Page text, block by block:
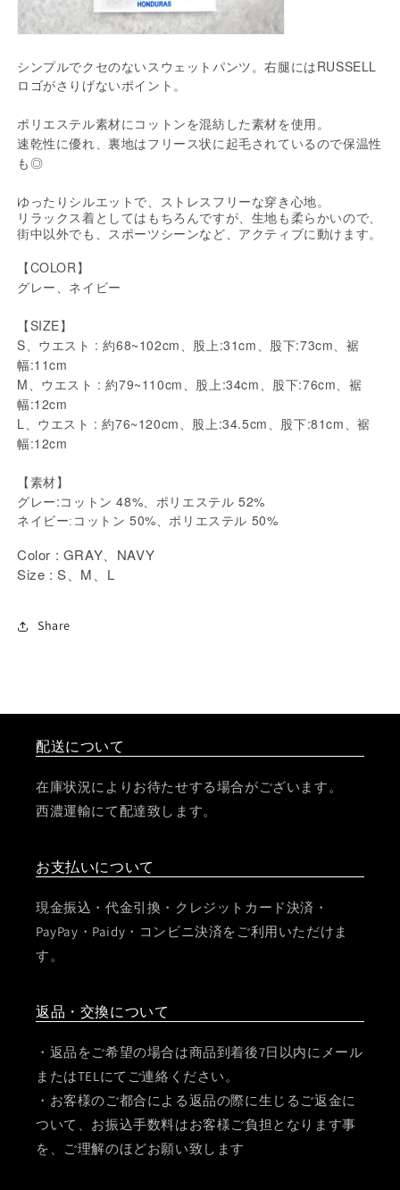
シンプルでクセのないスウェットパンツ。右腿にはRUSSELL
ロゴがさりげないポイント。
ポリエステル素材にコットンを混紡した素材を使用。
速乾性に優れ、裏地はフリース状に起毛されているので保温性
も◎
ゆったりシルエットで、ストレスフリーな穿き心地。
リラックス着としてはもちろんですが、生地も柔らかいので、
街中以外でも、スポーツシーンなど、アクティブに動けます。
【COLOR】
グレー、ネイビー
【SIZE】
S、ウエスト : 約68~102cm、股上:31cm、股下:73cm、裾
幅:11cm
M、 ウエスト :約79~110cm、股上:34cm、股下:76cm、裾
幅:12cm
L、 ウエスト :約76~120cm、股上:34.5cm、股下:81cm、裾
幅:12cm
【素材】
グレー:コットン 48%、ポリエステル 52%
ネイビー:コットン 50% 、ポリエステル 50%
Color : GRAY、NAVY
Size : S
M L
Share
配送について
在庫状況によりお待たせする場合がございます。
西濃運輸にて配達致します。
お支払いについて
現金振込・代金引換・クレジットカード決済・
PayPay・Paidy・コンビニ決済をご利用いただけま
す。
返品・交換について
・返品をご希望の場合は商品到着後7日以内にメール
またはTELにてご連絡ください。
・お客様のご都合による返品の際に生じるご返金に
ついて、お振込手数料はお客様ご負担となります事
を、ご理解のほどお願い致します